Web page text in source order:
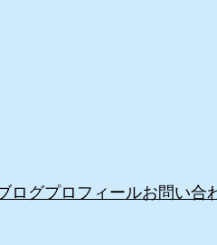
ログプロフィールお問い合